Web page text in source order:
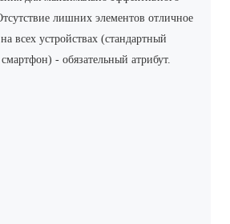
лишних элементов отличное
всех устройствах (стандартный
- обязательный атрибут.